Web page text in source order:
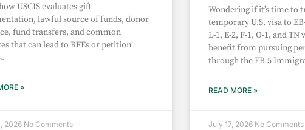
USCIS evaluates gift
lawful source of funds, donor
fund transfers, and common
that can lead to RFEs or petition
»
2026 No Comments
Wondering if it’s time to
temporary U.S. visa to
L-1, E-2, F-1, O-1, and TN
benefit from pursuing
through the EB-5
READ MORE »
July 17, 2026 No Comments